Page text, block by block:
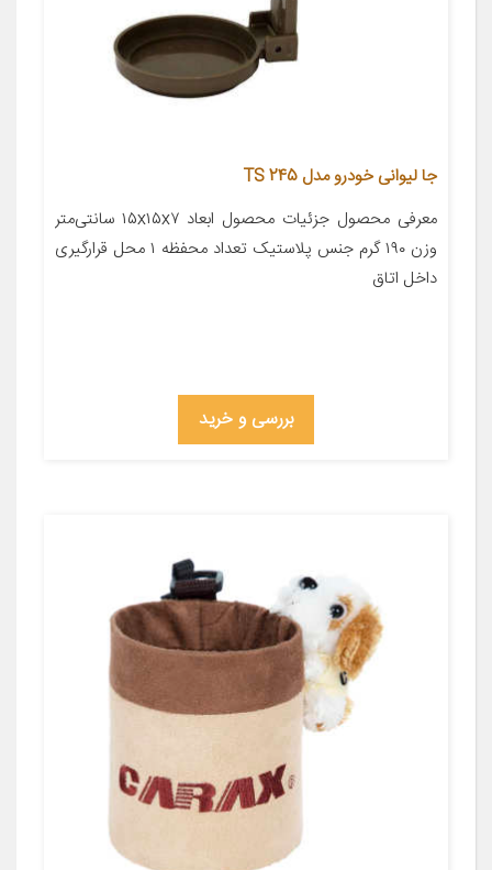
جا لیوانی خودرو مدل TS 245
معرفی محصول جزئیات محصول ابعاد ۱۵x۱۵x۷ سانتی‌متر
وزن ۱۹۰ گرم جنس پلاستیک تعداد محفظه ۱ محل قرارگیری
داخل اتاق
بررسی و خرید